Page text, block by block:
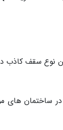
نوع سقف
در ساختمان های